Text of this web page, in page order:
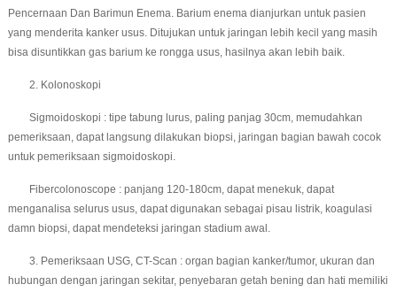
Pencernaan Dan Barimun Enema. Barium enema dianjurkan untuk pasien
yang menderita kanker usus. Ditujukan untuk jaringan lebih kecil yang masih
bisa disuntikkan gas barium ke rongga usus, hasilnya akan lebih baik.
2. Kolonoskopi
Sigmoidoskopi : tipe tabung lurus, paling panjag 30cm, memudahkan
pemeriksaan, dapat langsung dilakukan biopsi, jaringan bagian bawah cocok
untuk pemeriksaan sigmoidoskopi.
Fibercolonoscope : panjang 120-180cm, dapat menekuk, dapat
menganalisa selurus usus, dapat digunakan sebagai pisau listrik, koagulasi
damn biopsi, dapat mendeteksi jaringan stadium awal.
3. Pemeriksaan USG, CT-Scan : organ bagian kanker/tumor, ukuran dan
hubungan dengan jaringan sekitar, penyebaran getah bening dan hati memiliki